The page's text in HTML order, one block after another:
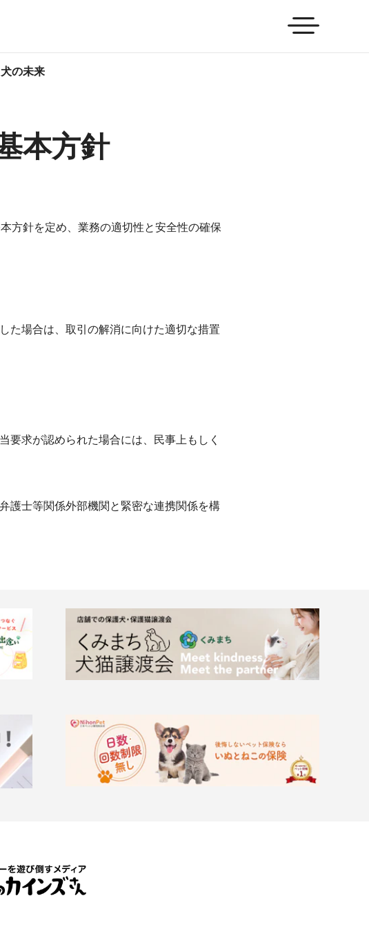
犬の未来
本方針
方針を定め、業務の適切性と安全性の確保
た場合は、取引の解消に向けた適切な措置
要求が認められた場合には、民事上もしく
護士等関係外部機関と緊密な連携関係を構